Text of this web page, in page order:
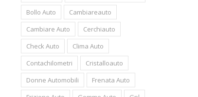
Bollo Auto
Cambiareauto
Cambiare Auto
Cerchiauto
Check Auto
Clima Auto
Contachilometri
Cristalloauto
Donne Automobili
Frenata Auto